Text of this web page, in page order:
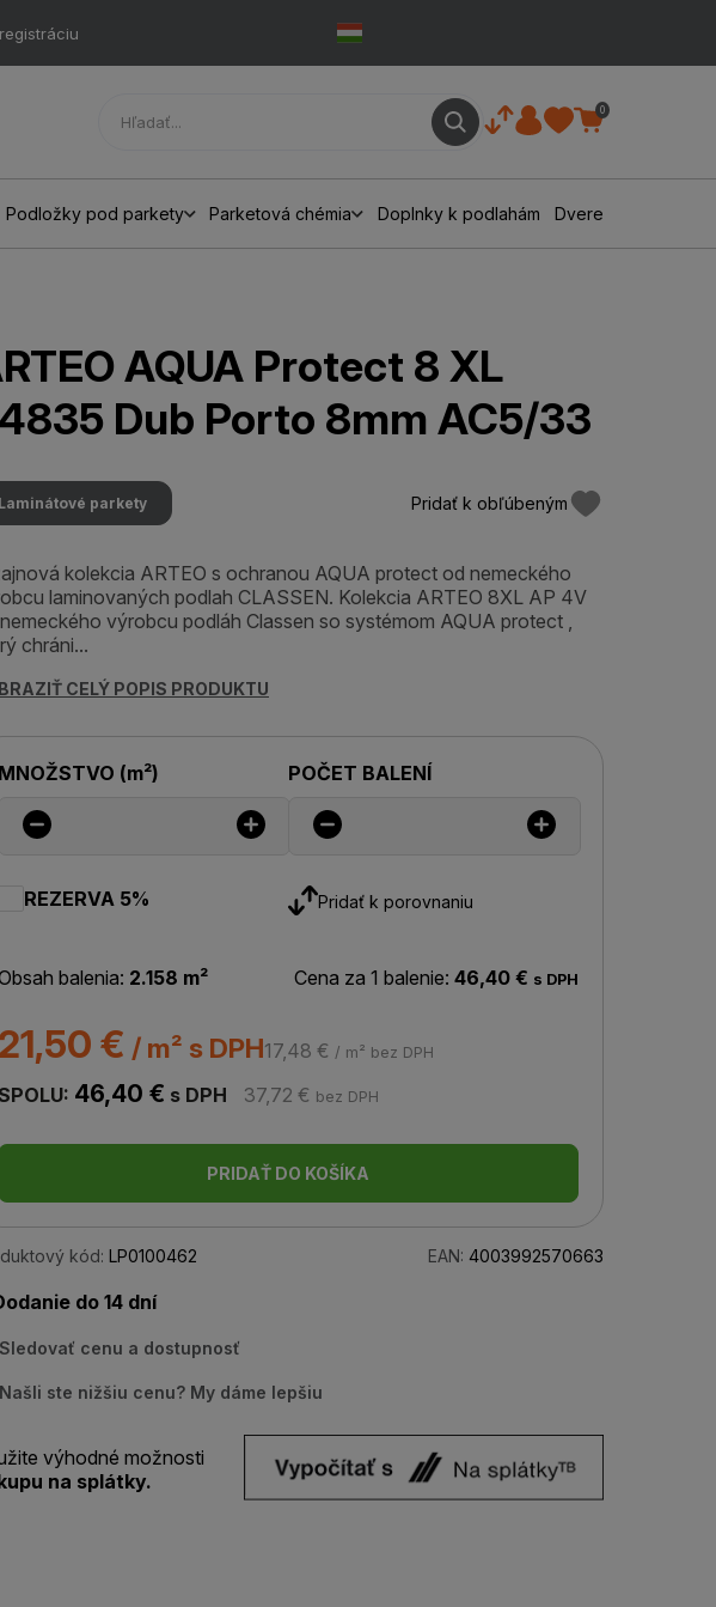
0
Podložky pod parkety Parketová chémia Doplnky k podlahám Dvere
AQUA Protect 8 XL
Dub Porto 8mm AC5/33
Laminátové parkety Pridať k obľúbeným
kolekcia ARTEO s ochranou AQUA protect od nemeckého
laminovaných podlah CLASSEN. Kolekcia ARTEO 8XL AP 4V
výrobcu podláh Classen so systémom AQUA protect ,
chráni...
CELÝ POPIS PRODUKTU
MNOŽSTVO (m²) POČET BALENÍ
REZERVA 5% Pridať k porovnaniu
balenia: 2.158 m² Cena za 1 balenie: 46,40 € s DPH
21,50 € / m² s DPH17,48 € / m² bez DPH
46,40 € s DPH 37,72 € bez DPH
PRIDAŤ DO KOŠÍKA
kód: LP0100462 EAN: 4003992570663
do 14 dní
Sledovať cenu a dostupnosť
Našli ste nižšiu cenu? My dáme lepšiu
výhodné možnosti
na splátky.